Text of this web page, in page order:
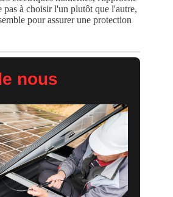
pas à choisir l'un plutôt que l'autre,
pour assurer une protection
nous